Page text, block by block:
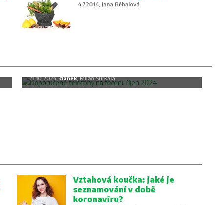
4.7.2014, Jana Běhalová
2024
21.10.2024,článek, Milan Šurkala
Vztahová koučka: jaké je
seznamování v době
koronaviru?